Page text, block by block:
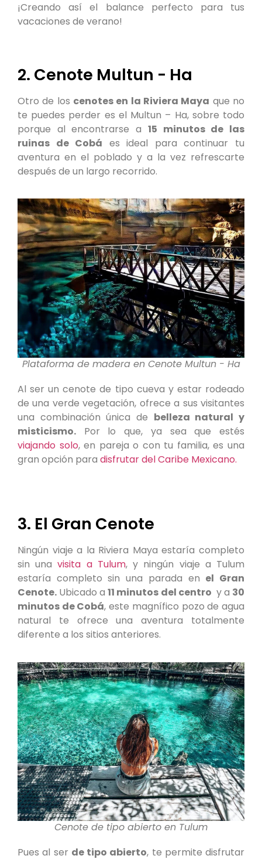
¡Creando así el balance perfecto para tus
vacaciones de verano!
2. Cenote Multun - Ha
Otro de los cenotes en la Riviera Maya que no
te puedes perder es el Multun – Ha, sobre todo
porque al encontrarse a 15 minutos de las
ruinas de Cobá es ideal para continuar tu
aventura en el poblado y a la vez refrescarte
después de un largo recorrido.
Plataforma de madera en Cenote Multun - Ha
Al ser un cenote de tipo cueva y estar rodeado
de una verde vegetación, ofrece a sus visitantes
una combinación única de belleza natural y
misticismo. Por lo que, ya sea que estés
viajando solo, en pareja o con tu familia, es una
gran opción para disfrutar del Caribe Mexicano.
3. El Gran Cenote
Ningún viaje a la Riviera Maya estaría completo
sin unavisita a Tulum, y ningún viaje a Tulum
estaría completo sin una parada en el Gran
Cenote. Ubicado a11 minutos del centro y a 30
minutos de Cobá, este magnífico pozo de agua
natural te ofrece una aventura totalmente
diferente a los sitios anteriores.
Cenote de tipo abierto en Tulum
Pues al ser de tipo abierto, te permite disfrutar